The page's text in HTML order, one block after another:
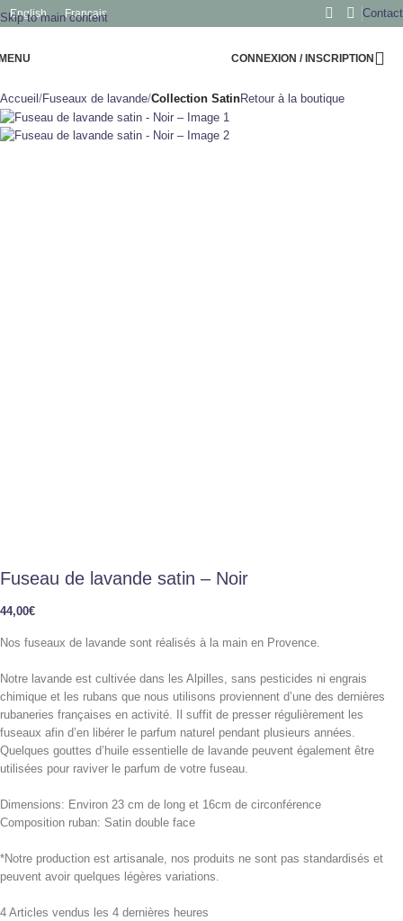
Skip to main content
English Français Contact
CONNEXION / INSCRIPTION
Accueil Fuseaux de lavande Collection SatinRetour à la boutique
Fuseau de lavande satin – Noir
44,00€
Nos fuseaux de lavande sont réalisés à la main en Provence.
Notre lavande est cultivée dans les Alpilles, sans pesticides ni engrais
chimique et les rubans que nous utilisons proviennent d’une des dernières
rubaneries françaises en activité. Il suffit de presser régulièrement les
fuseaux afin d’en libérer le parfum naturel pendant plusieurs années.
Quelques gouttes d’huile essentielle de lavande peuvent également être
utilisées pour raviver le parfum de votre fuseau.
Dimensions: Environ 23 cm de long et 16cm de circonférence
Composition ruban: Satin double face
*Notre production est artisanale, nos produits ne sont pas standardisés et
peuvent avoir quelques légères variations.
4 Articles vendus les 4 dernières heures